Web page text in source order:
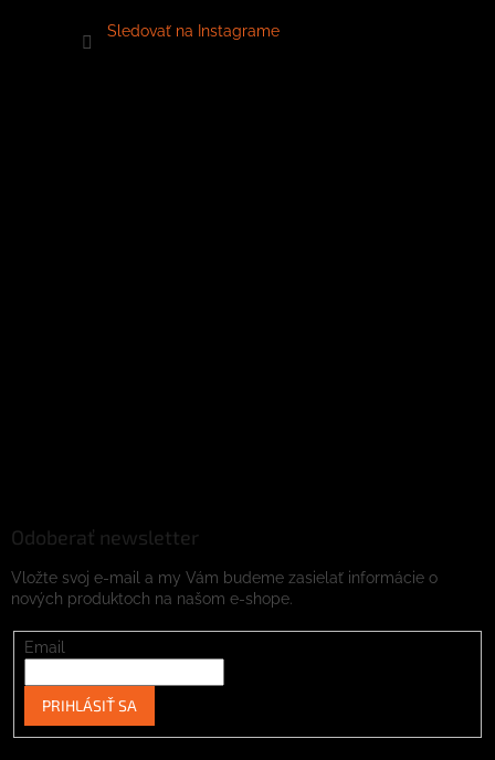
Sledovať na Instagrame
Odoberať newsletter
Vložte svoj e-mail a my Vám budeme zasielať informácie o
nových produktoch na našom e-shope.
Email
PRIHLÁSIŤ SA